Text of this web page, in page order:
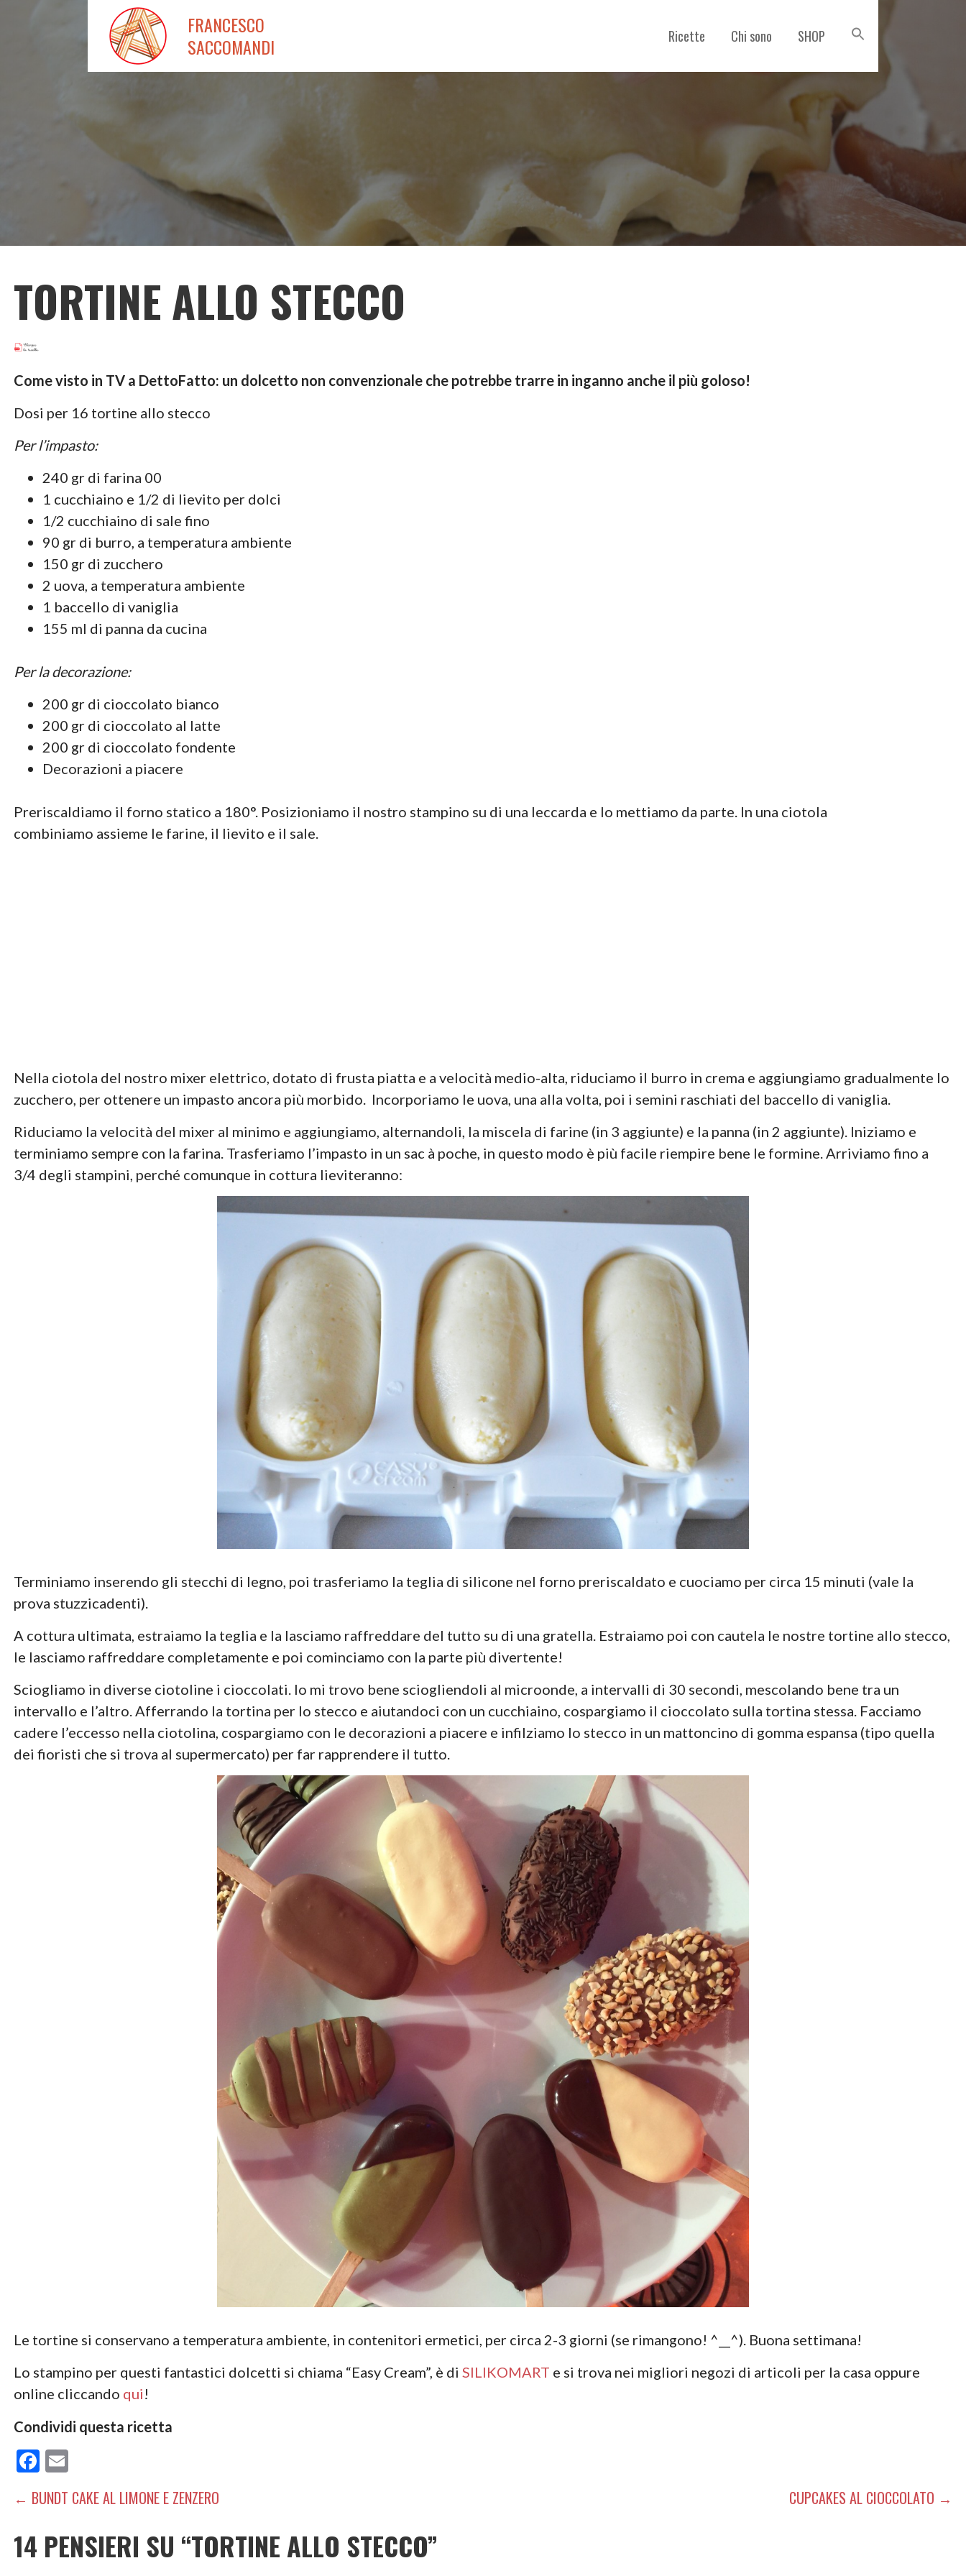
FRANCESCO
SACCOMANDI
Ricette Chi sono SHOP
TORTINE ALLO STECCO
Come visto in TV a DettoFatto: un dolcetto non convenzionale che potrebbe trarre in inganno anche il più goloso!
Dosi per 16 tortine allo stecco
Per l’impasto:
240 gr di farina 00
1 cucchiaino e 1/2 di lievito per dolci
1/2 cucchiaino di sale fino
90 gr di burro, a temperatura ambiente
150 gr di zucchero
2 uova, a temperatura ambiente
1 baccello di vaniglia
155 ml di panna da cucina
Per la decorazione:
200 gr di cioccolato bianco
200 gr di cioccolato al latte
200 gr di cioccolato fondente
Decorazioni a piacere
Preriscaldiamo il forno statico a 180°. Posizioniamo il nostro stampino su di una leccarda e lo mettiamo da parte. In una ciotola
combiniamo assieme le farine, il lievito e il sale.
Nella ciotola del nostro mixer elettrico, dotato di frusta piatta e a velocità medio-alta, riduciamo il burro in crema e aggiungiamo gradualmente lo
zucchero, per ottenere un impasto ancora più morbido. Incorporiamo le uova, una alla volta, poi i semini raschiati del baccello di vaniglia.
Riduciamo la velocità del mixer al minimo e aggiungiamo, alternandoli, la miscela di farine (in 3 aggiunte) e la panna (in 2 aggiunte). Iniziamo e
terminiamo sempre con la farina. Trasferiamo l’impasto in un sac à poche, in questo modo è più facile riempire bene le formine. Arriviamo fino a
3/4 degli stampini, perché comunque in cottura lieviteranno:
Terminiamo inserendo gli stecchi di legno, poi trasferiamo la teglia di silicone nel forno preriscaldato e cuociamo per circa 15 minuti (vale la
prova stuzzicadenti).
A cottura ultimata, estraiamo la teglia e la lasciamo raffreddare del tutto su di una gratella. Estraiamo poi con cautela le nostre tortine allo stecco,
le lasciamo raffreddare completamente e poi cominciamo con la parte più divertente!
Sciogliamo in diverse ciotoline i cioccolati. Io mi trovo bene sciogliendoli al microonde, a intervalli di 30 secondi, mescolando bene tra un
intervallo e l’altro. Afferrando la tortina per lo stecco e aiutandoci con un cucchiaino, cospargiamo il cioccolato sulla tortina stessa. Facciamo
cadere l’eccesso nella ciotolina, cospargiamo con le decorazioni a piacere e infilziamo lo stecco in un mattoncino di gomma espansa (tipo quella
dei fioristi che si trova al supermercato) per far rapprendere il tutto.
Le tortine si conservano a temperatura ambiente, in contenitori ermetici, per circa 2-3 giorni (se rimangono! ^__^). Buona settimana!
Lo stampino per questi fantastici dolcetti si chiama “Easy Cream”, è di SILIKOMART e si trova nei migliori negozi di articoli per la casa oppure
online cliccando qui!
Condividi questa ricetta
F
e
b
o
E
ai
l
NAVIGAZIONE
ARTICOLI
← BUNDT CAKE AL LIMONE E ZENZERO CUPCAKES AL CIOCCOLATO →
14 PENSIERI SU “TORTINE ALLO STECCO”